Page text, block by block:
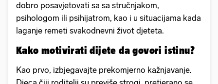
dobro posavjetovati sa sa stručnjakom,
psihologom ili psihijatrom, kao i u situacijama kada
laganje remeti svakodnevni život djeteta.
Kako motivirati dijete da govori istinu?
Kao prvo, izbjegavajte prekomjerno kažnjavanje.